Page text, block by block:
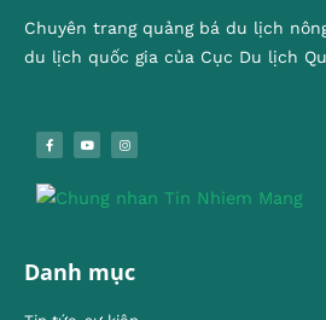
Chuyên trang quảng bá du lịch
du lịch quốc gia của Cục Du lịch
Danh mục